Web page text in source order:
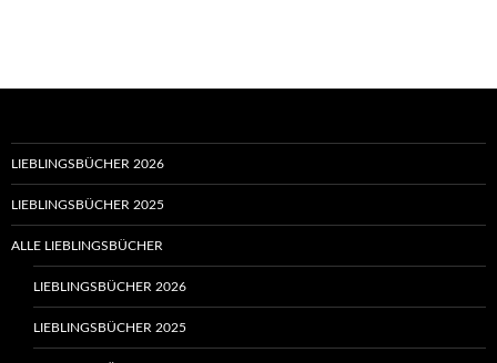
LIEBLINGSBÜCHER 2026
LIEBLINGSBÜCHER 2025
ALLE LIEBLINGSBÜCHER
LIEBLINGSBÜCHER 2026
LIEBLINGSBÜCHER 2025